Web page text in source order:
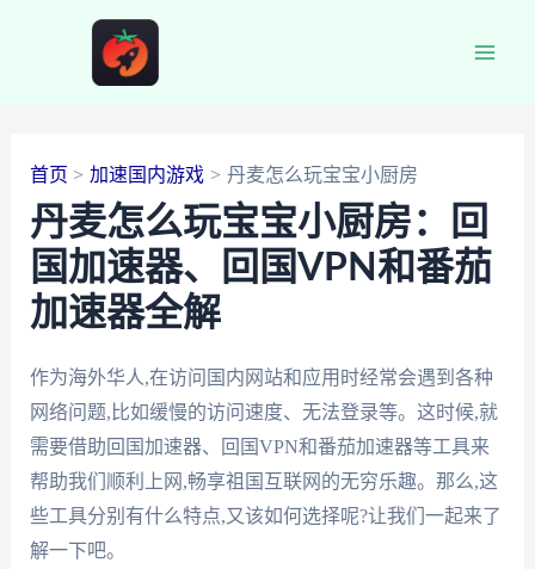
首页 加速国内游戏 丹麦怎么玩宝宝小厨房
丹麦怎么玩宝宝小厨房：回
国加速器、回国VPN和番茄
加速器全解
作为海外华人,在访问国内网站和应用时经常会遇到各种
网络问题,比如缓慢的访问速度、无法登录等。这时候,就
需要借助回国加速器、回国VPN和番茄加速器等工具来
帮助我们顺利上网,畅享祖国互联网的无穷乐趣。那么,这
些工具分别有什么特点,又该如何选择呢?让我们一起来了
解一下吧。